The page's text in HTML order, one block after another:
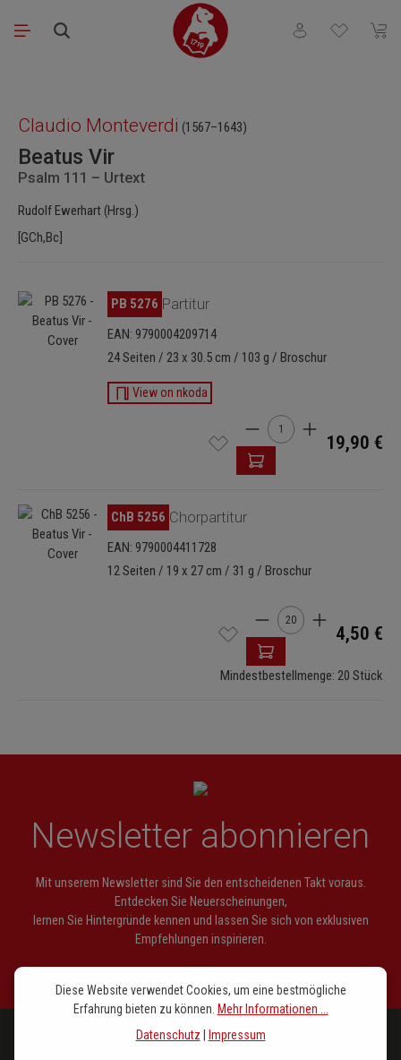
Zum Hauptinhalt springen
Du hast 0
Claudio Monteverdi (1567–1643)
Beatus Vir
Psalm 111 – Urtext
Rudolf Ewerhart (Hrsg.)
[GCh,Bc]
Bildergalerie überspringen
PB 5276 Partitur
EAN: 9790004209714
24 Seiten / 23 x 30.5 cm / 103 g / Broschur
View on nkoda
Produkt Anzahl: Gib
19,90 €
Bildergalerie überspringen
ChB 5256 Chorpartitur
EAN: 9790004411728
12 Seiten / 19 x 27 cm / 31 g / Broschur
Produkt Anzahl: Gib
4,50 €
Mindestbestellmenge: 20 Stück
Newsletter abonnieren
Mit unserem Newsletter sind Sie den entscheidenen Takt voraus.
Entdecken Sie Neuerscheinungen,
lernen Sie Hintergründe kennen und lassen Sie sich von exklusiven
Empfehlungen inspirieren.
Diese Website verwendet Cookies, um eine bestmögliche
Erfahrung bieten zu können. Mehr Informationen ...
Datenschutz | Impressum